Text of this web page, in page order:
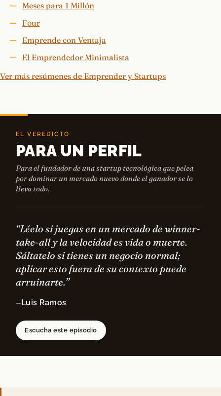
Meses para 1 Millón
Four
Emprende con Ventaja
El Emprendedor Minimalista
Ver más resúmenes de Emprender y Startups
EL VEREDICTO
PARA UN PERFIL
Para el fundador de una startup tecnológica que pelea
por dominar un mercado nuevo donde el ganador se lo
lleva todo.
“Léelo si juegas en un mercado de winner-
take-all y la velocidad es vida o muerte.
Sáltatelo si tienes un negocio normal;
aplicar esto fuera de su contexto puede
arruinarte.”
— Luis Ramos
Escucha este episodio